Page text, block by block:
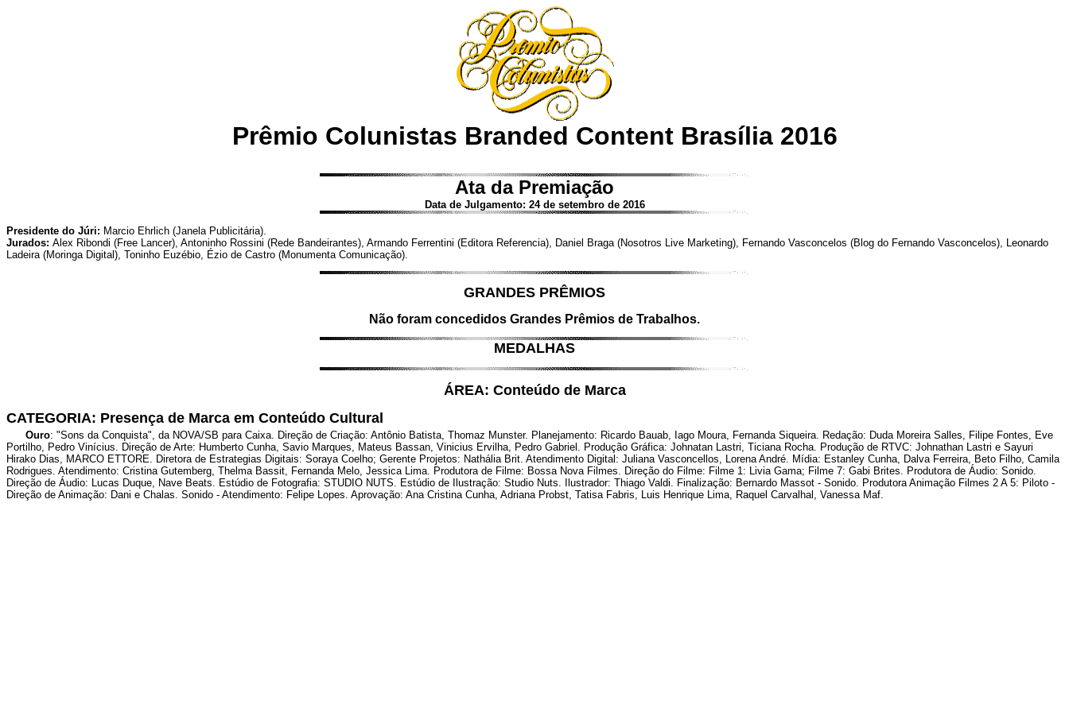
Prêmio Colunistas Branded Content Brasília 2016
Ata da Premiação
Data de Julgamento: 24 de setembro de 2016
Presidente do Júri: Marcio Ehrlich (Janela Publicitária).
Jurados: Alex Ribondi (Free Lancer), Antoninho Rossini (Rede Bandeirantes), Armando Ferrentini (Editora Referencia), Daniel Braga (Nosotros Live Marketing), Fernando Vasconcelos (Blog do Fernando Vasconcelos), Leonardo
Ladeira (Moringa Digital), Toninho Euzébio, Ézio de Castro (Monumenta Comunicação).
GRANDES PRÊMIOS
Não foram concedidos Grandes Prêmios de Trabalhos.
MEDALHAS
ÁREA: Conteúdo de Marca
CATEGORIA: Presença de Marca em Conteúdo Cultural
Ouro: "Sons da Conquista", da NOVA/SB para Caixa. Direção de Criação: Antônio Batista, Thomaz Munster. Planejamento: Ricardo Bauab, Iago Moura, Fernanda Siqueira. Redação: Duda Moreira Salles, Filipe Fontes, Eve
Portilho, Pedro Vinícius. Direção de Arte: Humberto Cunha, Savio Marques, Mateus Bassan, Vinicius Ervilha, Pedro Gabriel. Produção Gráfica: Johnatan Lastri, Ticiana Rocha. Produção de RTVC: Johnathan Lastri e Sayuri
Hirako Dias, MARCO ETTORE. Diretora de Estrategias Digitais: Soraya Coelho; Gerente Projetos: Nathália Brit. Atendimento Digital: Juliana Vasconcellos, Lorena André. Mídia: Estanley Cunha, Dalva Ferreira, Beto Filho, Camila
Rodrigues. Atendimento: Cristina Gutemberg, Thelma Bassit, Fernanda Melo, Jessica Lima. Produtora de Filme: Bossa Nova Filmes. Direção do Filme: Filme 1: Livia Gama; Filme 7: Gabi Brites. Produtora de Áudio: Sonido.
Direção de Áudio: Lucas Duque, Nave Beats. Estúdio de Fotografia: STUDIO NUTS. Estúdio de Ilustração: Studio Nuts. Ilustrador: Thiago Valdi. Finalização: Bernardo Massot - Sonido. Produtora Animação Filmes 2 A 5: Piloto -
Direção de Animação: Dani e Chalas. Sonido - Atendimento: Felipe Lopes. Aprovação: Ana Cristina Cunha, Adriana Probst, Tatisa Fabris, Luis Henrique Lima, Raquel Carvalhal, Vanessa Maf.